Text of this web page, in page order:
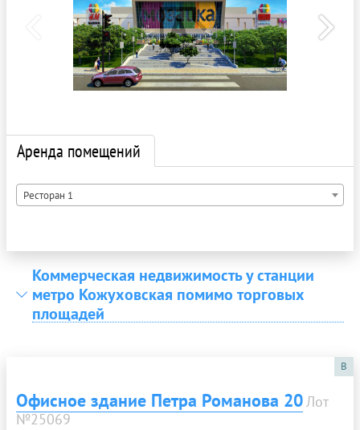
Аренда помещений
Ресторан 1
Коммерческая недвижимость у станции
метро Кожуховская помимо торговых
площадей
B
Офисное здание Петра Романова 20Лот
№25069